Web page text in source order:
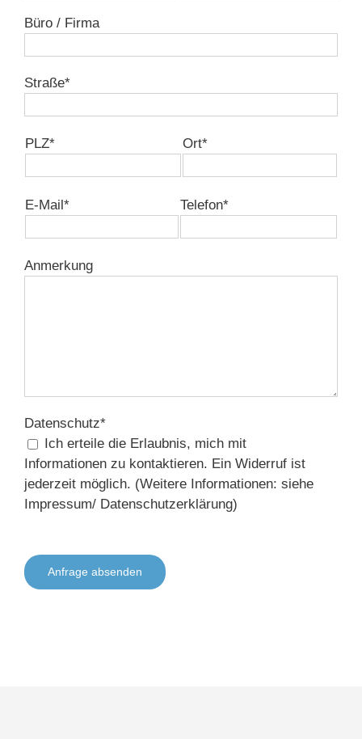
Büro / Firma
Straße*
PLZ* Ort*
E-Mail* Telefon*
Anmerkung
Datenschutz*
Ich erteile die Erlaubnis, mich mit
Informationen zu kontaktieren. Ein Widerruf ist
jederzeit möglich. (Weitere Informationen: siehe
Impressum/ Datenschutzerklärung)